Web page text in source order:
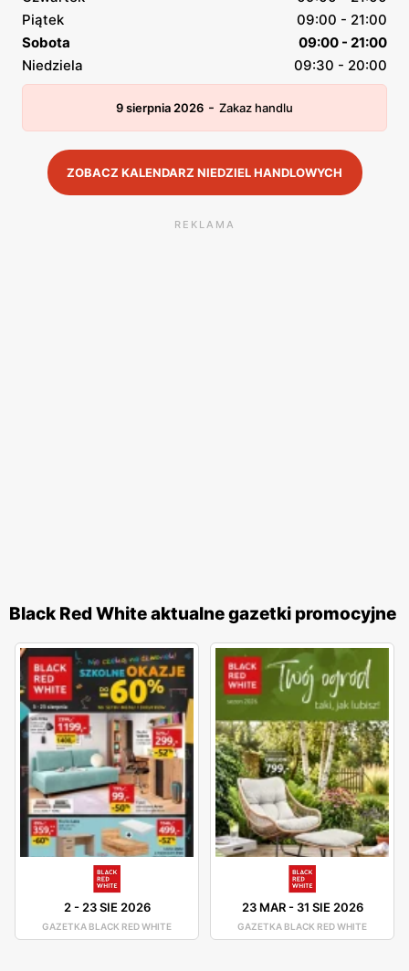
Piątek
09:00 - 21:00
Sobota
09:00 - 21:00
Niedziela
09:30 - 20:00
9 sierpnia 2026 - Zakaz handlu
ZOBACZ KALENDARZ NIEDZIEL HANDLOWYCH
REKLAMA
Black Red White aktualne gazetki promocyjne
2-23 SIE 2026
GAZETKA BLACK RED WHITE
23 MAR- 31 SIE 2026
GAZETKA BLACK RED WHITE